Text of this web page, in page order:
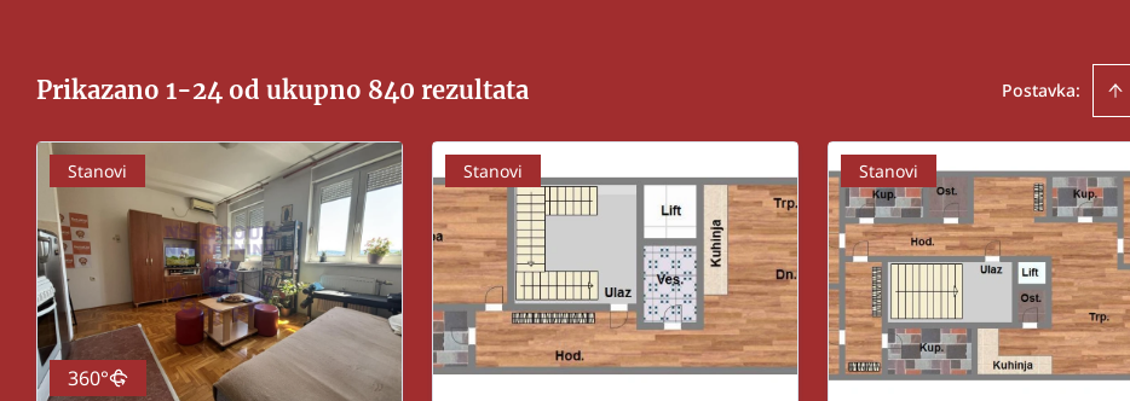
Prikazano 1-24 od ukupno 840 rezultata Postavka:
Stanovi
360°
Stanovi Stanovi